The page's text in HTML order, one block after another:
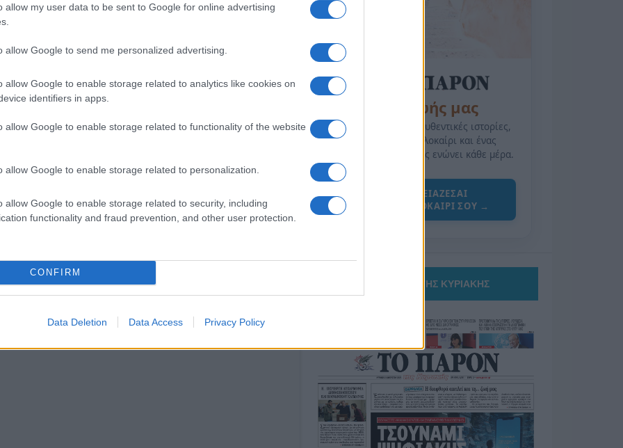
allow my user data to be sent to Google for online advertising
allow Google to send me personalized advertising.
allow Google to enable storage related to analytics like cookies on
identifiers in apps.
allow Google to enable storage related to functionality of the website
allow Google to enable storage related to personalization.
allow Google to enable storage related to security, including
functionality and fraud prevention, and other user protection.
CONFIRM
Data Deletion Data Access Privacy Policy
της ΕΤ1 με
έκδοση του "Π". Η σημερινή ανακοίνωση του
ΕΤ1 με το Prisma+, η οποία και αποτελεί τον πυρήνα
συρρίκνωση της ΕΡΤ. Στο κυβερνητικό τραπέζι,
, ΡΑΔΙΟΦΩΝΟ , ΤΗΛΕΟΡΑΣΗ
της Ζωής μας
Οι άνθρωποι, οι αυθεντικές ιστορίες,
το ελληνικό καλοκαίρι και ένας
πολιτισμός που μας ενώνει κάθε μέρα.
ΟΣΑ ΧΡΕΙΑΖΕΣΑΙ
ΓΙΑ ΤΟ ΚΑΛΟΚΑΙΡΙ ΣΟΥ →
ΤΟ ΠΑΡΟΝ ΤΗΣ ΚΥΡΙΑΚΗΣ